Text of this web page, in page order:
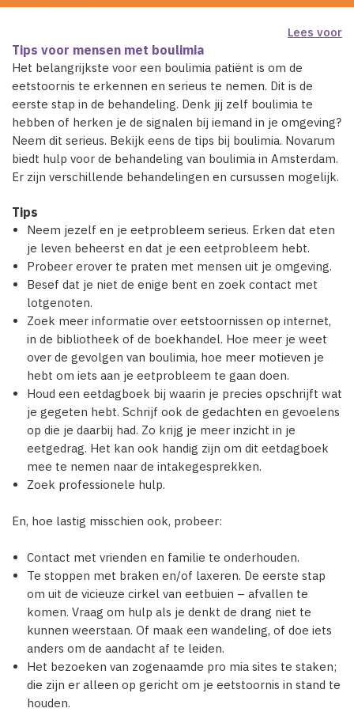
Lees voor
Tips voor mensen met boulimia
Het belangrijkste voor een boulimia patiënt is om de
eetstoornis te erkennen en serieus te nemen. Dit is de
eerste stap in de behandeling. Denk jij zelf boulimia te
hebben of herken je de signalen bij iemand in je omgeving?
Neem dit serieus. Bekijk eens de tips bij boulimia. Novarum
biedt hulp voor de behandeling van boulimia in Amsterdam.
Er zijn verschillende behandelingen en cursussen mogelijk.
Tips
Neem jezelf en je eetprobleem serieus. Erken dat eten
je leven beheerst en dat je een eetprobleem hebt.
Probeer erover te praten met mensen uit je omgeving.
Besef dat je niet de enige bent en zoek contact met
lotgenoten.
Zoek meer informatie over eetstoornissen op internet,
in de bibliotheek of de boekhandel. Hoe meer je weet
over de gevolgen van boulimia, hoe meer motieven je
hebt om iets aan je eetprobleem te gaan doen.
Houd een eetdagboek bij waarin je precies opschrijft wat
je gegeten hebt. Schrijf ook de gedachten en gevoelens
op die je daarbij had. Zo krijg je meer inzicht in je
eetgedrag. Het kan ook handig zijn om dit eetdagboek
mee te nemen naar de intakegesprekken.
Zoek professionele hulp.
En, hoe lastig misschien ook, probeer:
Contact met vrienden en familie te onderhouden.
Te stoppen met braken en/of laxeren. De eerste stap
om uit de vicieuze cirkel van eetbuien – afvallen te
komen. Vraag om hulp als je denkt de drang niet te
kunnen weerstaan. Of maak een wandeling, of doe iets
anders om de aandacht af te leiden.
Het bezoeken van zogenaamde pro mia sites te staken;
die zijn er alleen op gericht om je eetstoornis in stand te
houden.